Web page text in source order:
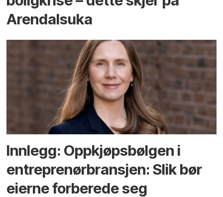
Arendals­uka
Innlegg: Oppkjøps­bølgen i
entreprenør­bransjen: Slik bør
eierne forberede seg